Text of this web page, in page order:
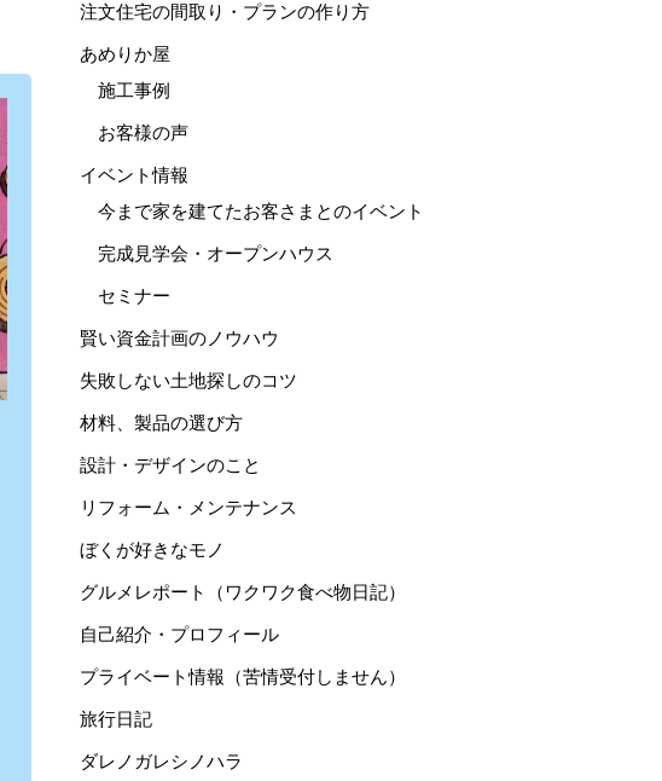
注文住宅の間取り・プランの作り方
あめりか屋
施工事例
お客様の声
イベント情報
今まで家を建てたお客さまとのイベント
完成見学会・オープンハウス
セミナー
賢い資金計画のノウハウ
失敗しない土地探しのコツ
材料、製品の選び方
設計・デザインのこと
リフォーム・メンテナンス
ぼくが好きなモノ
グルメレポート（ワクワク食べ物日記）
自己紹介・プロフィール
プライベート情報（苦情受付しません）
旅行日記
ダレノガレシノハラ